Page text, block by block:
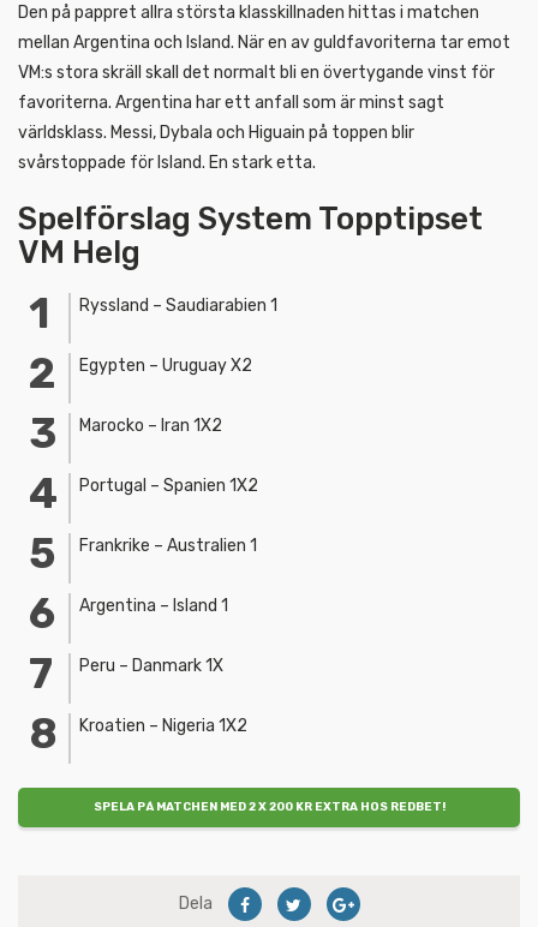
Den på pappret allra största klasskillnaden hittas i matchen
mellan Argentina och Island. När en av guldfavoriterna tar emot
VM:s stora skräll skall det normalt bli en övertygande vinst för
favoriterna. Argentina har ett anfall som är minst sagt
världsklass. Messi, Dybala och Higuain på toppen blir
svårstoppade för Island. En stark etta.
Spelförslag System Topptipset
VM Helg
Ryssland – Saudiarabien 1
Egypten – Uruguay X2
Marocko – Iran 1X2
Portugal – Spanien 1X2
Frankrike – Australien 1
Argentina – Island 1
Peru – Danmark 1X
Kroatien – Nigeria 1X2
SPELA PÅ MATCHEN MED 2 X 200 KR EXTRA HOS REDBET!
Dela